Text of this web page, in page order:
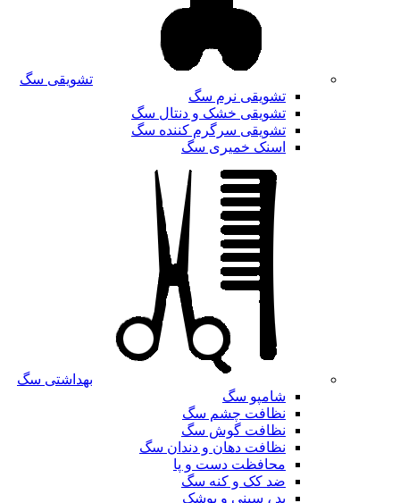
تشویقی سگ
تشویقی نرم سگ
تشویقی خشک و دنتال سگ
تشویقی سرگرم کننده سگ
اسنک خمیری سگ
بهداشتی سگ
شامپو سگ
نظافت چشم سگ
نظافت گوش سگ
نظافت دهان و دندان سگ
محافظت دست و پا
ضد کک و کنه سگ
پد ، سینی و پوشک